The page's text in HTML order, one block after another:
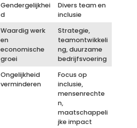
Gendergelijkhei
d
Divers team en
inclusie
Waardig werk
en
economische
groei
Strategie,
teamontwikkeli
ng, duurzame
bedrijfsvoering
Ongelijkheid
verminderen
Focus op
inclusie,
mensenrechte
n,
maatschappeli
jke impact